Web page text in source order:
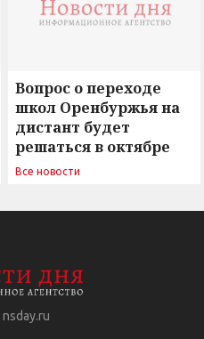
Вопрос о переходе
школ Оренбуржья на
дистант будет
решаться в октябре
Все новости
nsday.ru